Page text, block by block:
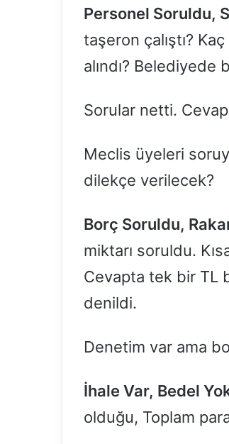
Personel Soruldu,
taşeron çalıştı?
alındı?
Sorular netti.
Meclis üyeleri
dilekçe verilecek?
Borç Soruldu,
miktarı soruldu.
Cevapta tek bir TL
denildi.
Denetim var ama
İhale Var, Bedel
olduğu, Toplam